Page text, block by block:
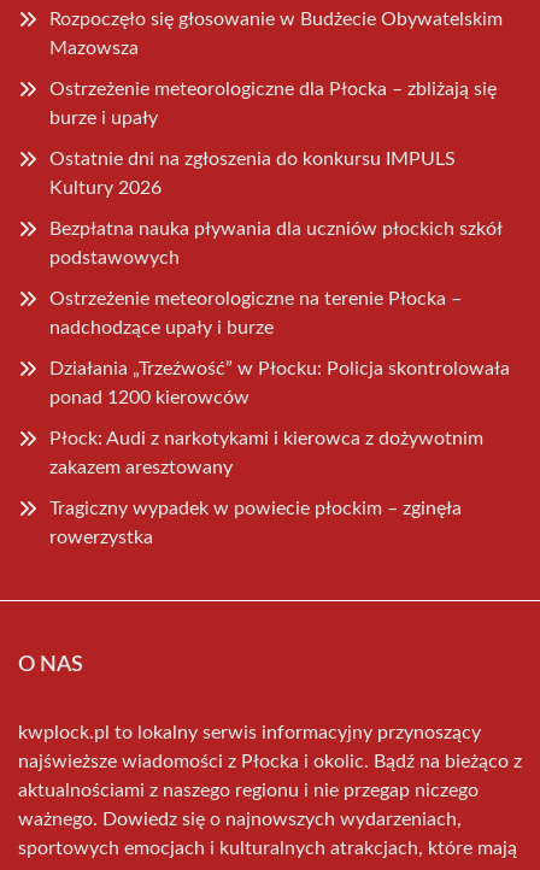
Rozpoczęło się głosowanie w Budżecie Obywatelskim
Mazowsza
Ostrzeżenie meteorologiczne dla Płocka – zbliżają się
burze i upały
Ostatnie dni na zgłoszenia do konkursu IMPULS
Kultury 2026
Bezpłatna nauka pływania dla uczniów płockich szkół
podstawowych
Ostrzeżenie meteorologiczne na terenie Płocka –
nadchodzące upały i burze
Działania „Trzeźwość” w Płocku: Policja skontrolowała
ponad 1200 kierowców
Płock: Audi z narkotykami i kierowca z dożywotnim
zakazem aresztowany
Tragiczny wypadek w powiecie płockim – zginęła
rowerzystka
O NAS
kwplock.pl to lokalny serwis informacyjny przynoszący
najświeższe wiadomości z Płocka i okolic. Bądź na bieżąco z
aktualnościami z naszego regionu i nie przegap niczego
ważnego. Dowiedz się o najnowszych wydarzeniach,
sportowych emocjach i kulturalnych atrakcjach, które mają